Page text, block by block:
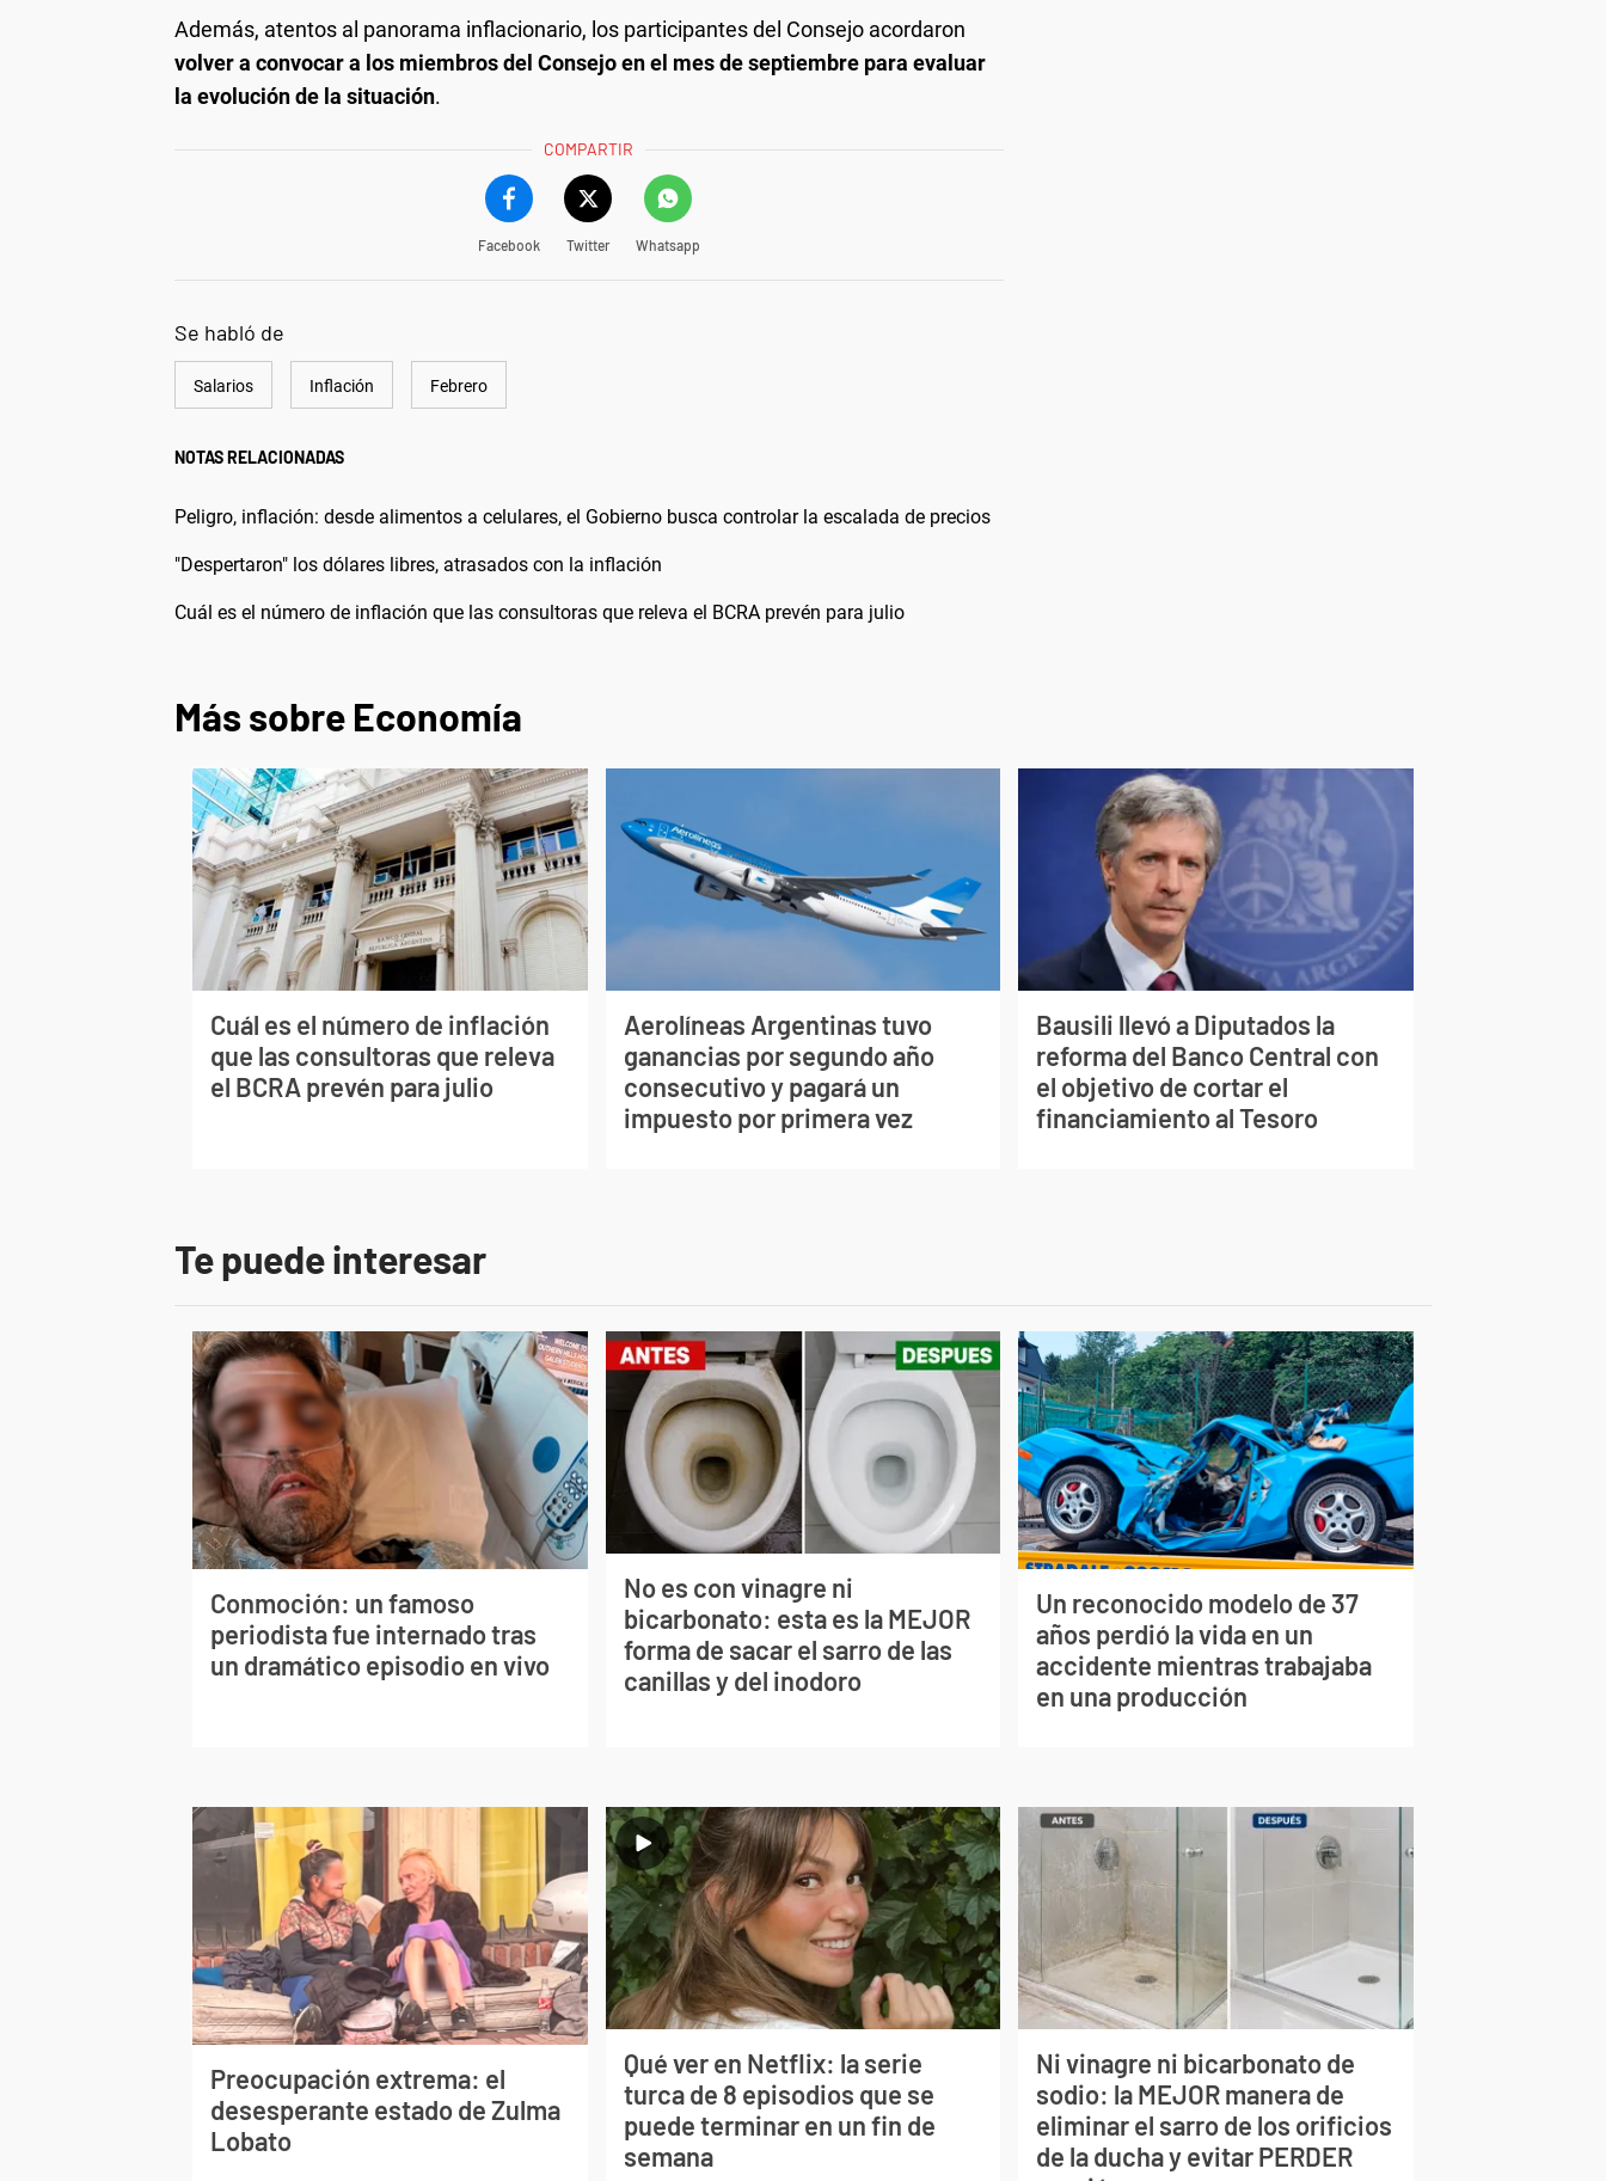
Además, atentos al panorama inflacionario, los participantes del Consejo acordaron
volver a convocar a los miembros del Consejo en el mes de septiembre para evaluar
la evolución de la situación.
COMPARTIR
Facebook Twitter Whatsapp
Se habló de
Salarios Inflación Febrero
NOTAS RELACIONADAS
Peligro, inflación: desde alimentos a celulares, el Gobierno busca controlar la escalada de precios
"Despertaron" los dólares libres, atrasados con la inflación
Cuál es el número de inflación que las consultoras que releva el BCRA prevén para julio
Más sobre Economía
Cuál es el número de inflación
que las consultoras que releva
el BCRA prevén para julio
Aerolíneas Argentinas tuvo
ganancias por segundo año
consecutivo y pagará un
impuesto por primera vez
Bausili llevó a Diputados la
reforma del Banco Central con
el objetivo de cortar el
financiamiento al Tesoro
Te puede interesar
Conmoción: un famoso
periodista fue internado tras
un dramático episodio en vivo
No es con vinagre ni
bicarbonato: esta es la MEJOR
forma de sacar el sarro de las
canillas y del inodoro
Un reconocido modelo de 37
años perdió la vida en un
accidente mientras trabajaba
en una producción
Preocupación extrema: el
desesperante estado de Zulma
Lobato
Qué ver en Netflix: la serie
turca de 8 episodios que se
puede terminar en un fin de
semana
Ni vinagre ni bicarbonato de
sodio: la MEJOR manera de
eliminar el sarro de los orificios
de la ducha y evitar PERDER